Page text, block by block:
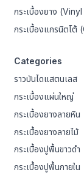
กระเบื้องยาง
กระเบื้องแกรนิตโต้
Categories
ราวบันไดแสตนเลส
กระเบื้องแผ่นใหญ่
กระเบื้องยางลายหิน
กระเบื้องยางลายไม้
กระเบื้องปูพื้นขาวดำ
กระเบื้องปูพื้นภายใน